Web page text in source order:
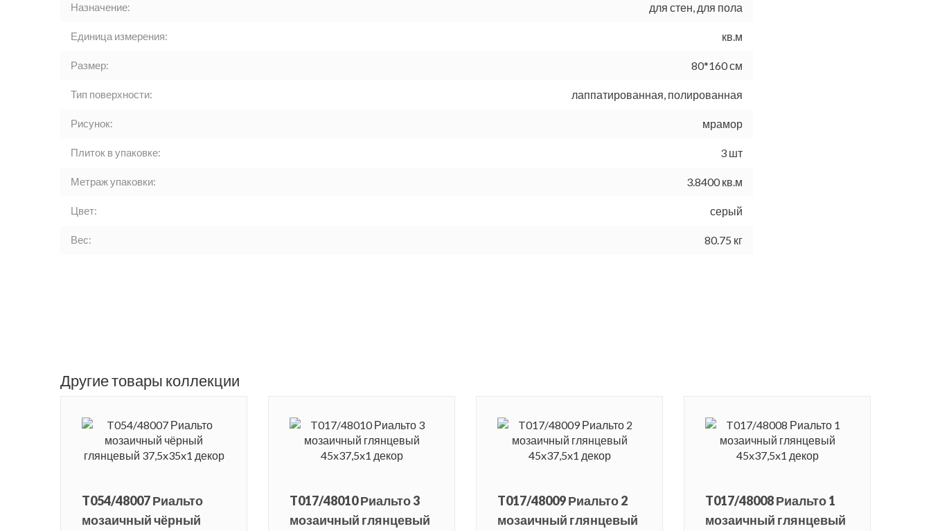
Назначение: для стен, для пола
Единица измерения: кв.м
Размер: 80*160 см
Тип поверхности: лаппатированная, полированная
Рисунок: мрамор
Плиток в упаковке: 3 шт
Метраж упаковки: 3.8400 кв.м
Цвет: серый
Вес: 80.75 кг
Другие товары коллекции
T054/48007 Риальто
мозаичный чёрный
T017/48010 Риальто 3
мозаичный глянцевый
T017/48009 Риальто 2
мозаичный глянцевый
T017/48008 Риальто 1
мозаичный глянцевый